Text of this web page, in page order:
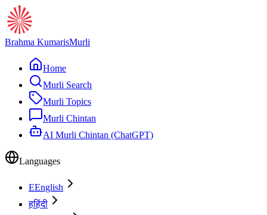
Brahma KumarisMurli
Home
Murli Search
Murli Topics
Murli Chintan
AI Murli Chintan (ChatGPT)
Languages
EEnglish
हहिंदी